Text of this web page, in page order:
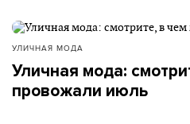
УЛИЧНАЯ МОДА
Уличная мода:
провожали июль